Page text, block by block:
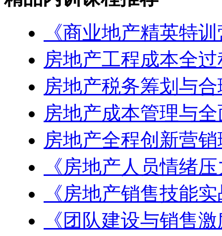
《商业地产精英特
房地产工程成本全
房地产税务筹划与
房地产成本管理与
房地产全程创新营
《房地产人员情绪
《房地产销售技能
《团队建设与销售